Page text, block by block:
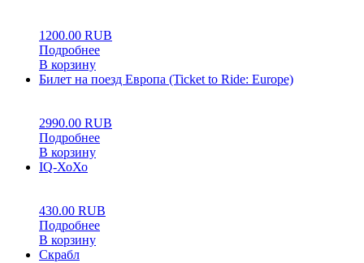
1200.00 RUB
Подробнее
В корзину
Билет на поезд Европа (Ticket to Ride: Europe)
2990.00 RUB
Подробнее
В корзину
IQ-ХоХо
430.00 RUB
Подробнее
В корзину
Скрабл